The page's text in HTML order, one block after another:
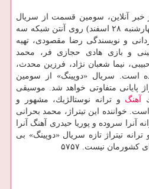
خبر آنلاین، سومین قسمت از سریال
نوروزی «دوپینگ»، امشب (چهارشنبه ۲۸ اسفند) روی آنتن شبكه سه
و نویسندگی رضا مقصودی، تهیه
و بازی هادی حجازی فر، محمد
نیما شعبان نژاد، فرزین محدث،
است. سریال «دوپینگ» از سومین
متفاوتی خواهد شد. موسیقی
آهنگ و ترانه نوستالژیك، مشهور و
خواننده این تیتراژ، محمد بحرانی
آنرا سروده و پوریا حیدری آهنگ آنرا
تیتراژ تازه سریال «دوپینگ» بی
نیست. ۵۷۵۷